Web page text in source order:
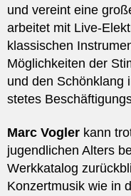
und vereint eine
arbeitet mit Live-
klassischen
Möglichkeiten der
und den Schönklang
stetes
Marc Vogler kann
jugendlichen Alters
Werkkatalog
Konzertmusik wie in